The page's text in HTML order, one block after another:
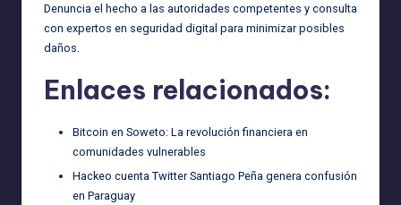
Denuncia el hecho a las autoridades competentes y consulta
con expertos en seguridad digital para minimizar posibles
daños.
Enlaces relacionados:
Bitcoin en Soweto: La revolución financiera en
comunidades vulnerables
Hackeo cuenta Twitter Santiago Peña genera confusión
en Paraguay